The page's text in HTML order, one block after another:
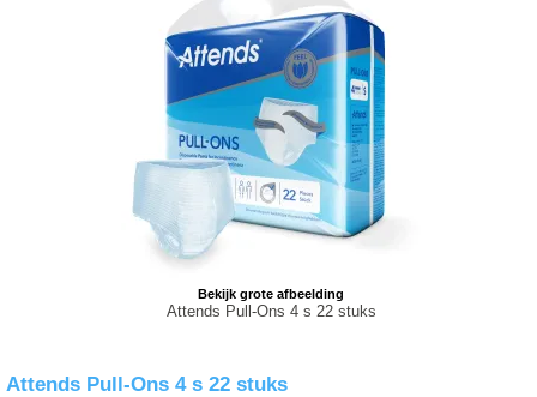
Bekijk grote afbeelding
Attends Pull-Ons 4 s 22 stuks
Attends Pull-Ons 4 s 22 stuks